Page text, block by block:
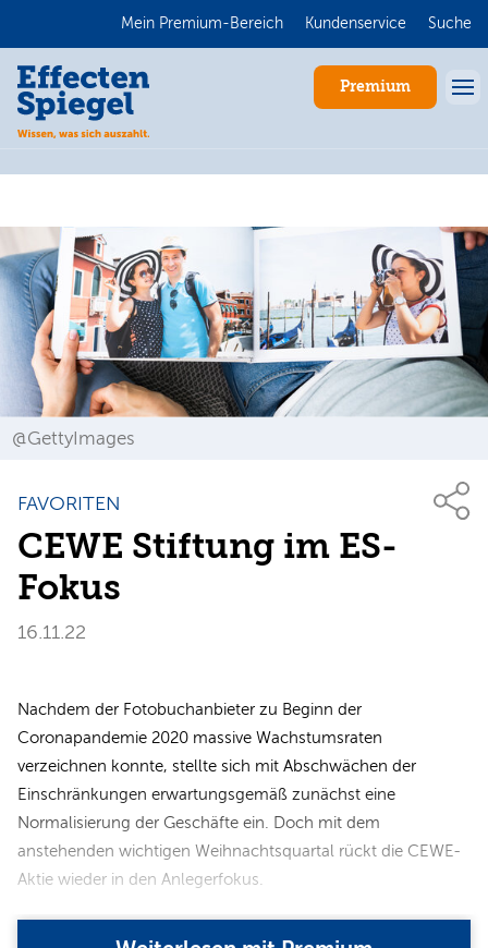
Mein Premium-Bereich Kundenservice Suche
Premium
@GettyImages
FAVORITEN
CEWE Stiftung im ES-
Fokus
16.11.22
Nachdem der Fotobuchanbieter zu Beginn der
Coronapandemie 2020 massive Wachstumsraten
verzeichnen konnte, stellte sich mit Abschwächen der
Einschränkungen erwartungsgemäß zunächst eine
Normalisierung der Geschäfte ein. Doch mit dem
anstehenden wichtigen Weihnachtsquartal rückt die CEWE-
Aktie wieder in den Anlegerfokus.
Anmelden